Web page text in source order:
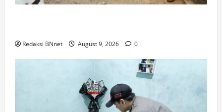
Redaksi BNnet August 9, 2026 0